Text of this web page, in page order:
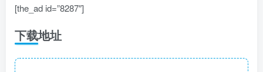
[the_ad id=”8287″]
下载地址